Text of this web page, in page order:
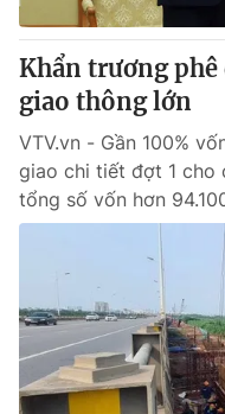
Khẩn trương phê
giao thông lớn
VTV.vn - Gần 100%
giao chi tiết đợt 1 cho
tổng số vốn hơn